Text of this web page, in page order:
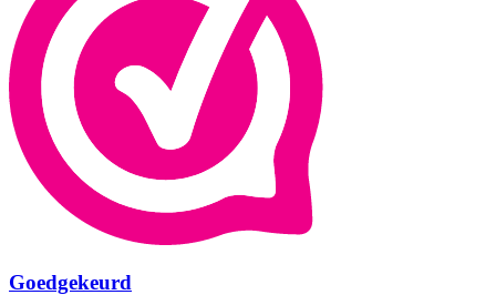
Goedgekeurd